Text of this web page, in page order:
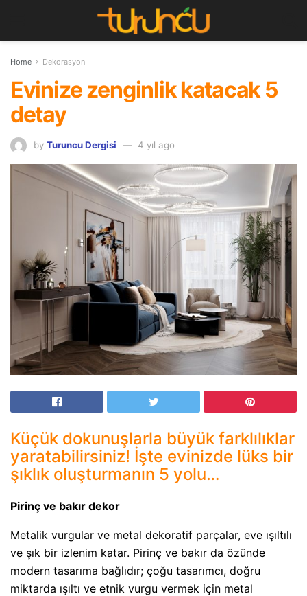
Home Dekorasyon
Evinize zenginlik katacak 5
detay
by Turuncu Dergisi 4 yıl ago
Küçük dokunuşlarla büyük farklılıklar
yaratabilirsiniz! İşte evinizde lüks bir
şıklık oluşturmanın 5 yolu…
Pirinç ve bakır dekor
Metalik vurgular ve metal dekoratif parçalar, eve ışıltılı
ve şık bir izlenim katar. Pirinç ve bakır da özünde
modern tasarıma bağlıdır; çoğu tasarımcı, doğru
miktarda ışıltı ve etnik vurgu vermek için metal